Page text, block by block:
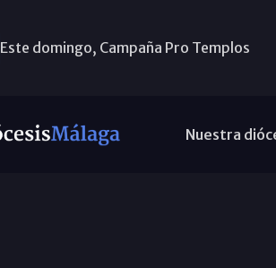
Este domingo, Campaña Pro Templos
Nuestra